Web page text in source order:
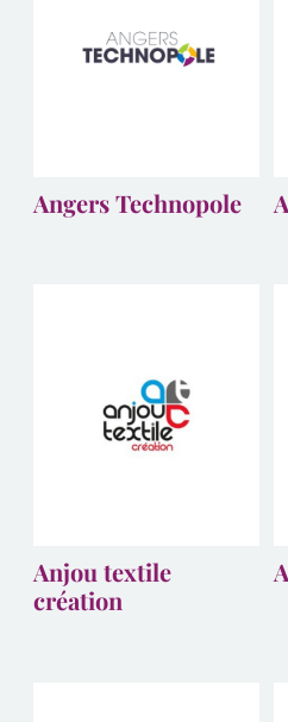
Angers Technopole
Anjou textile
création